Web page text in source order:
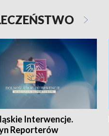
Interwencje.
Reporterów